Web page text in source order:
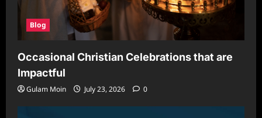
Blog
Occasional Christian Celebrations that are
Impactful
Gulam Moin July 23, 2026 0